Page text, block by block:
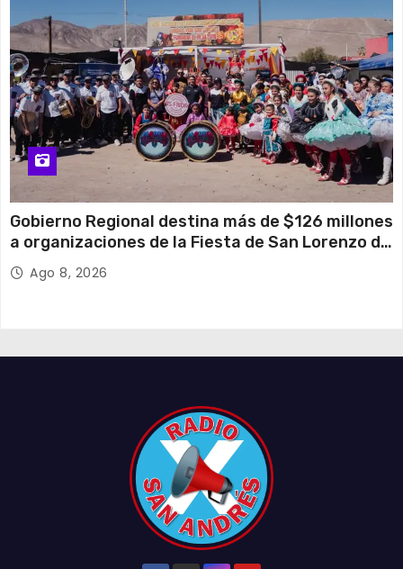
Gobierno Regional destina más de $126 millones
a organizaciones de la Fiesta de San Lorenzo de
Tarapacá
Ago 8, 2026